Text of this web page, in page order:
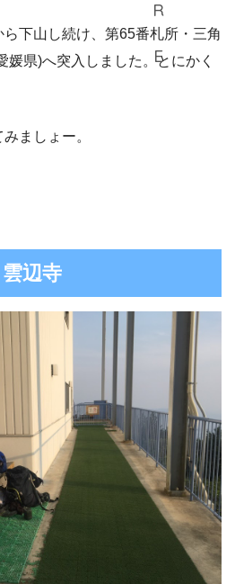
下山し続け、第65番札所・三角
媛県)へ突入しました。とにかく
ましょー。
辺寺